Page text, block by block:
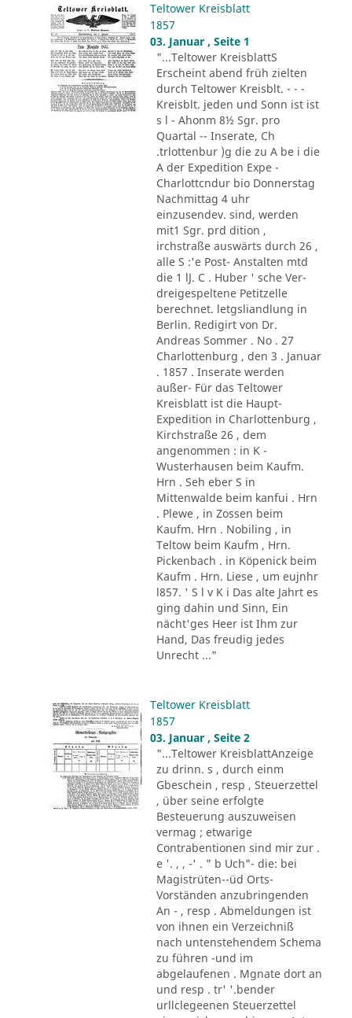
Teltower Kreisblatt
1857
03. Januar , Seite 1
"...Teltower KreisblattS
Erscheint abend früh zielten
durch Teltower Kreisblt. - - -
Kreisblt. jeden und Sonn ist ist
s l - Ahonm 8½ Sgr. pro
Quartal -- Inserate, Ch
.trlottenbur )g die zu A be i die
A der Expedition Expe -
Charlottcndur bio Donnerstag
Nachmittag 4 uhr
einzusendev. sind, werden
mit1 Sgr. prd dition ,
irchstraße auswärts durch 26 ,
alle S :'e Post- Anstalten mtd
die 1 lJ. C . Huber ' sche Ver-
dreigespeltene Petitzelle
berechnet. letgsliandlung in
Berlin. Redigirt von Dr.
Andreas Sommer . No . 27
Charlottenburg , den 3 . Januar
. 1857 . Inserate werden
außer- Für das Teltower
Kreisblatt ist die Haupt-
Expedition in Charlottenburg ,
Kirchstraße 26 , dem
angenommen : in K -
Wusterhausen beim Kaufm.
Hrn . Seh eber S in
Mittenwalde beim kanfui . Hrn
. Plewe , in Zossen beim
Kaufm. Hrn . Nobiling , in
Teltow beim Kaufm , Hrn.
Pickenbach . in Köpenick beim
Kaufm . Hrn. Liese , um eujnhr
l857. ' S l v K i Das alte Jahrt es
ging dahin und Sinn, Ein
nächt'ges Heer ist Ihm zur
Hand, Das freudig jedes
Unrecht ..."
Teltower Kreisblatt
1857
03. Januar , Seite 2
"...Teltower KreisblattAnzeige
zu drinn. s , durch einm
Gbeschein , resp , Steuerzettel
, über seine erfolgte
Besteuerung auszuweisen
vermag ; etwarige
Contrabentionen sind mir zur .
e '. , , -' . " b Uch"- die: bei
Magistrüten--üd Orts-
Vorständen anzubringenden
An - , resp . Abmeldungen ist
von ihnen ein Verzeichniß
nach untenstehendem Schema
zu führen -und im
abgelaufenen . Mgnate dort an
und resp . tr' '.bender
urllclegeenen Steuerzettel